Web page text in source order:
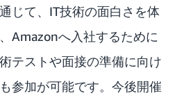
じて、IT技術の面白さを体
Amazonへ入社するために
テストや面接の準備に向け
参加が可能です。今後開催